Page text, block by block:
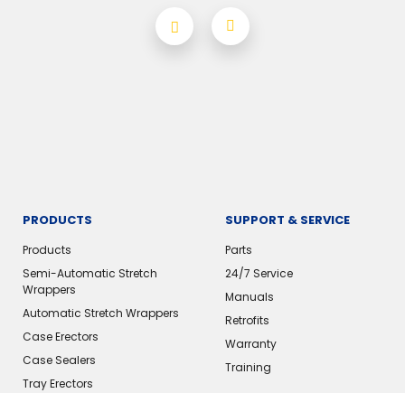
PRODUCTS
Products
Semi-Automatic Stretch
Wrappers
Automatic Stretch Wrappers
Case Erectors
Case Sealers
Tray Erectors
SUPPORT & SERVICE
Parts
24/7 Service
Manuals
Retrofits
Warranty
Training